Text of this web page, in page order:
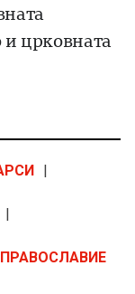
и црковната
ПРАВОСЛАВИЕ